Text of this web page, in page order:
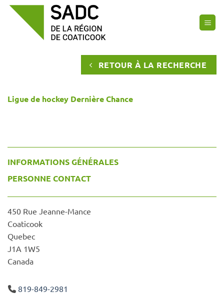
Passer
RETOUR À LA RECHERCHE
Ligue de hockey Dernière Chance
INFORMATIONS GÉNÉRALES
PERSONNE CONTACT
450 Rue Jeanne-Mance
Coaticook
Quebec
J1A 1W5
Canada
819-849-2981